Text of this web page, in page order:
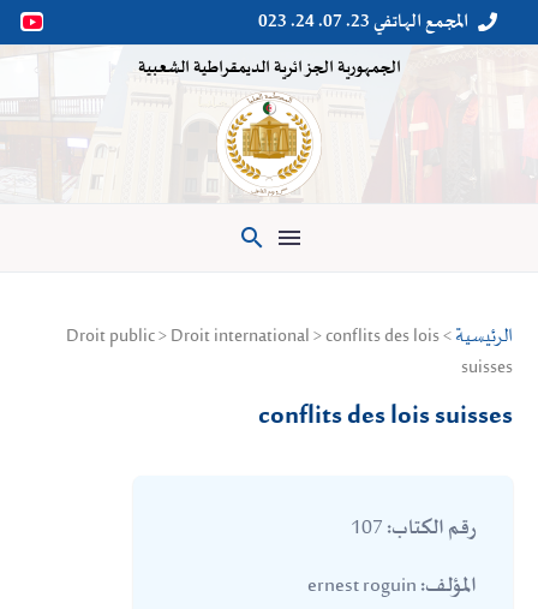

 المجمع الهاتفي 23. 07. 24. 023
الجمهورية الجزائرية الديمقراطية الشعبية

الرئيسية > Droit public > Droit international > conflits des lois
suisses
conflits des lois suisses
رقم الكتاب:
المؤلف: